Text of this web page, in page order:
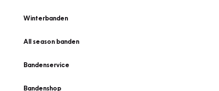
Winterbanden
All season banden
Bandenservice
Bandenshop